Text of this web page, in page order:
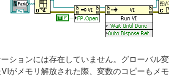
ションには存在していません。グローバル
がメモリ解放された際、変数のコピーもメ